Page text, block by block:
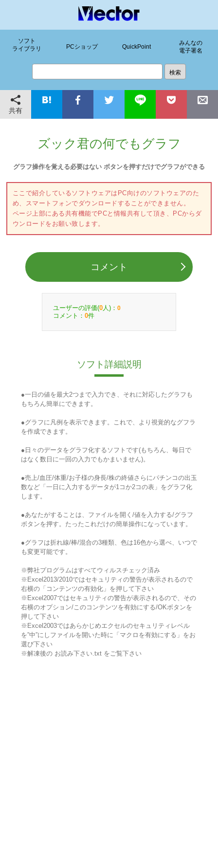
ソフト
ライブラリ
PCショップ QuickPoint
みんなの
電子署名
共有
ズック君の何でもグラフ
グラフ操作を覚える必要はない ボタンを押すだけでグラフができる
ここで紹介しているソフトウェアはPC向けのソフトウェアのた
め、スマートフォンでダウンロードすることができません。
ページ上部にある共有機能でPCと情報共有して頂き、PCからダ
ウンロードをお願い致します。
コメント
ユーザーの評価(0 人)： 0
コメント： 0件
ソフト詳細説明
●一日の値を最大2つまで入力でき、それに対応したグラフも
もちろん簡単にできます。
●グラフに凡例を表示できます。これで、より視覚的なグフラ
を作成できます。
●日々のデータをグラフ化するソフトです(もちろん、毎日で
はなく数日に一回の入力でもかまいません)。
●売上/血圧/体重/お子様の身長/株の終値さらにパチンコの出玉
数など「一日に入力するデータが1コか2コの表」をグラフ化
します。
●あなたがすることは、ファイルを開く/値を入力する/グラフ
ボタンを押す。たったこれだけの簡単操作になっています。
●グラフは折れ線/棒/混合の3種類、色は16色から選べ、いつで
も変更可能です。
※弊社プログラムはすべてウィルスチェック済み
※Excel2013/2010ではセキュリティの警告が表示されるので
右横の「コンテンツの有効化」を押して下さい
※Excel2007ではセキュリティの警告が表示されるので、その
右横のオプション/このコンテンツを有効にする/OKボタンを
押して下さい
※Excel2003ではあらかじめエクセルのセキュリティレベル
を”中”にしファイルを開いた時に「マクロを有効にする」をお
選び下さい
※解凍後の お読み下さい.txt をご覧下さい